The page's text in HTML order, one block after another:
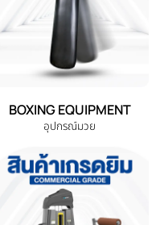
ลู่วิ่งไฟฟ้า